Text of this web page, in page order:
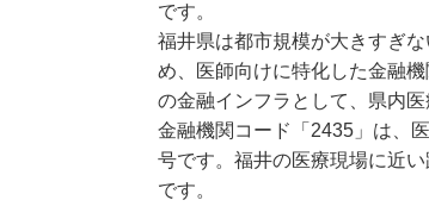
です。
福井県は都市規模が大きすぎ
め、医師向けに特化した金融
の金融インフラとして、県内
金融機関コード「2435」は、
号です。福井の医療現場に近
です。